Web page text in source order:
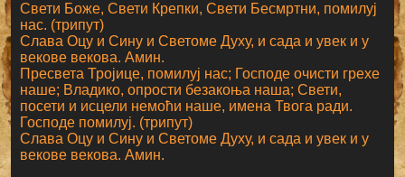
Свети Боже, Свети Крепки, Свети Бесмртни, помилуј
нас. (трипут)
Слава Оцу и Сину и Светоме Духу, и сада и увек и у
векове векова. Амин.
Пресвета Тројице, помилуј нас; Господе очисти грехе
наше; Владико, опрости безакоња наша; Свети,
посети и исцели немоћи наше, имена Твога ради.
Господе помилуј. (трипут)
Слава Оцу и Сину и Светоме Духу, и сада и увек и у
векове векова. Амин.